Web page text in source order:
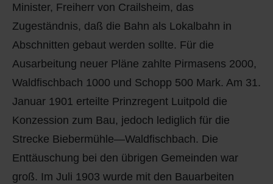
Minister, Freiherr von Crailsheim, das
Zugeständnis, daß die Bahn als Lokalbahn in
Abschnitten gebaut werden sollte. Für die
Ausarbeitung neuer Pläne zahlte Pirmasens 2000,
Waldfischbach 1000 und Schopp 500 Mark. Am 31.
Januar 1901 erteilte Prinzregent Luitpold die
Konzession zum Bau, jedoch lediglich für die
Strecke Biebermühle—Waldfischbach. Die
Enttäuschung bei den übrigen Gemeinden war
groß. Im Juli 1903 wurde mit den Bauarbeiten